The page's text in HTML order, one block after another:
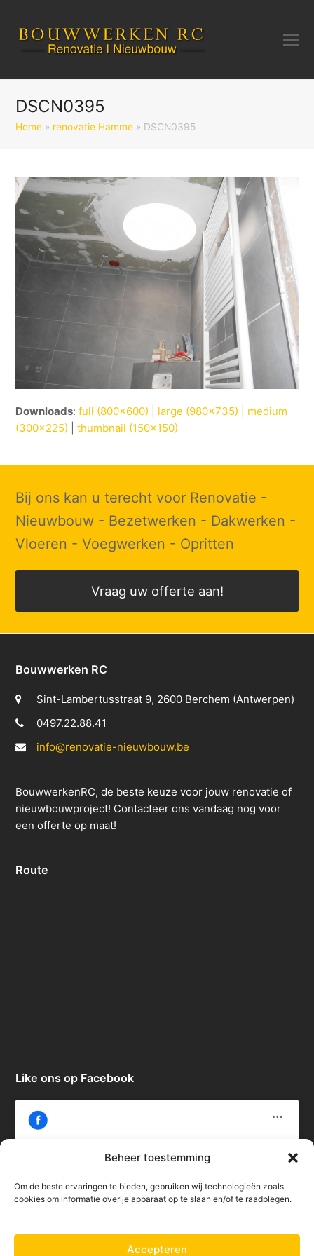
Beheer toestemming
Om de beste ervaringen te bieden, gebruiken wij technologieën zoals
cookies om informatie over je apparaat op te slaan en/of te raadplegen.
Accepteren
DSCN0395
Home » renovatie Hamme » DSCN0395
Downloads:full (800x600) large (980x735)
medium
(300x225) |thumbnail (150x150)
Bij ons kan u terecht voor Renovatie -
Nieuwbouw - Bezetwerken - Dakwerken -
Vloeren - Voegwerken - Opritten
Vraag uw offerte aan!
Bouwwerken RC
Sint-Lambertusstraat 9, 2600 Berchem (Antwerpen)
0497.22.88.41
info@renovatie-nieuwbouw.be
BouwwerkenRC, de beste keuze voor jouw renovatie of
nieuwbouwproject! Contacteer ons vandaag nog voor
een offerte op maat!
Route
Like ons op Facebook
Klik om marketing cookies te accepteren